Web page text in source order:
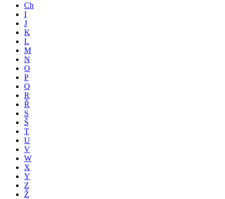
Ch
I
J
K
L
M
N
O
P
Q
R
Ř
S
Š
T
U
V
W
X
Y
Z
Ž